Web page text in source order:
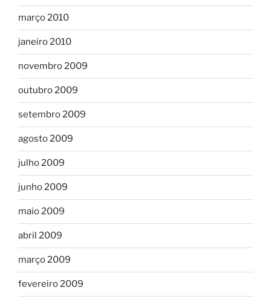
março 2010
janeiro 2010
novembro 2009
outubro 2009
setembro 2009
agosto 2009
julho 2009
junho 2009
maio 2009
abril 2009
março 2009
fevereiro 2009